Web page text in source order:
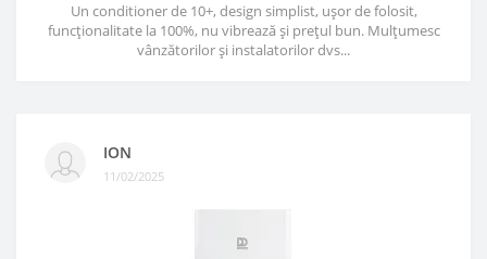
Un conditioner de 10+, design simplist, ușor de folosit,
funcționalitate la 100%, nu vibrează și prețul bun. Mulțumesc
vânzătorilor și instalatorilor dvs...
ION
11/02/2025